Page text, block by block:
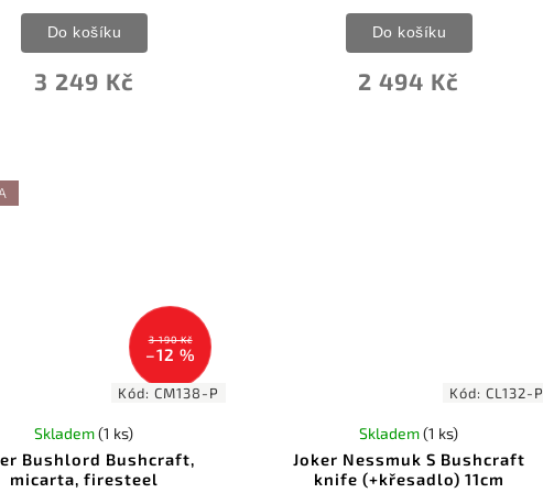
3 249 Kč
Do košíku
2 494 Kč
Do košíku
3 190 Kč
–12 %
Kód:CM138-P
Bushlord Bushcraft,
micarta, firesteel
Skladem(1 ks)
Kód:CL132-P
Joker Nessmuk S Bushcraft
knife (+křesadlo) 11cm
Skladem(1 ks)